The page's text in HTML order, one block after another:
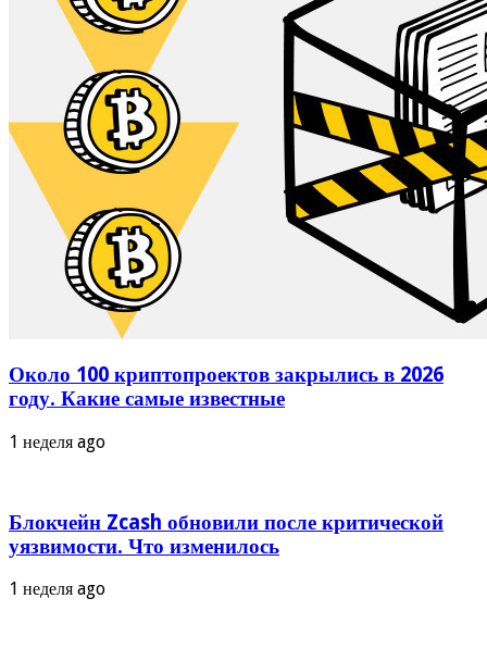
Около 100 криптопроектов закрылись в 2026
году. Какие самые известные
1 неделя ago
Блокчейн Zcash обновили после критической
уязвимости. Что изменилось
1 неделя ago